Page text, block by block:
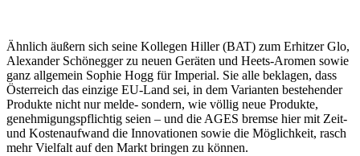
Ähnlich äußern sich seine Kollegen Hiller (BAT) zum Erhitzer Glo,
Alexander Schönegger zu neuen Geräten und Heets-Aromen sowie
ganz allgemein Sophie Hogg für Imperial. Sie alle beklagen, dass
Österreich das einzige EU-Land sei, in dem Varianten bestehender
Produkte nicht nur melde- sondern, wie völlig neue Produkte,
genehmigungspflichtig seien – und die AGES bremse hier mit Zeit-
und Kostenaufwand die Innovationen sowie die Möglichkeit, rasch
mehr Vielfalt auf den Markt bringen zu können.